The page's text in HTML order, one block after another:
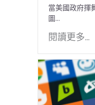
當美國政府揮
圖…
閱讀更多...